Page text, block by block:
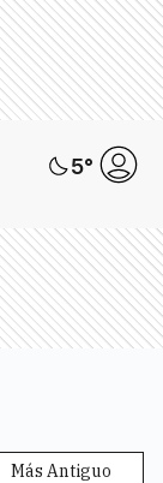
5°
Más Antiguo